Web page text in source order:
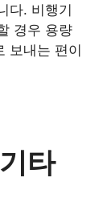
다. 비행기
경우 용량
보내는 편이
타